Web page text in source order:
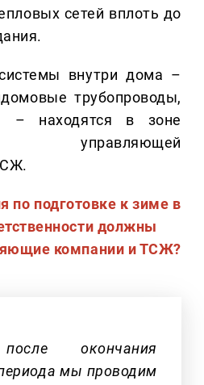
сетей вплоть до
внутри дома –
трубопроводы,
– находятся в зоне
управляющей
по подготовке к зиме в
должны
компании и ТСЖ?
окончания
мы проводим